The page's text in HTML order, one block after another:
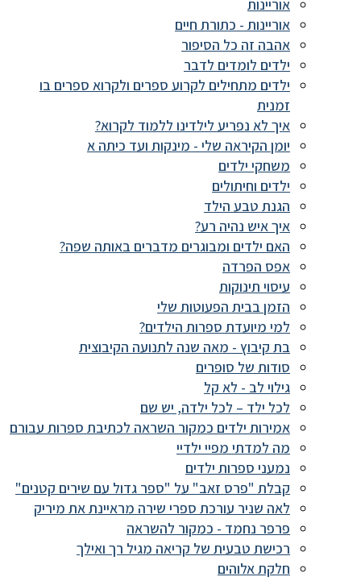
אוריינות
אוריינות - כתורת חיים
אהבה זה כל הסיפור
ילדים לומדים לדבר
ילדים מתחילים לקרוע ספרים ולקרוא ספרים בו
זמנית
איך לא נפריע לילדינו ללמוד לקרוא?
יומן הקיראה שלי - מינקות ועד כיתה א
משחקי ילדים
ילדים וחיתולים
הגנת טבע הילד
איך איש נהיה רע?
האם ילדים ומבוגרים מדברים באותה שפה?
אפס הפרדה
עיסוי תינוקות
הזמן בבית הפעוטות שלי
למי מיועדת ספרות הילדים?
בת קיבוץ - מאה שנה לתנועה הקיבוצית
סודות של סופרים
גילוי לב - לא קל
לכל ילד – לכל ילדה, יש שם
אמירות ילדים כמקור השראה לכתיבת ספרות עבורם
מה למדתי מפיי ילדיי
נמעני ספרות ילדים
קבלת "פרס זאב" על "ספר גדול עם שירים קטנים"
לאה שניר עורכת ספרי שירה מראיינת את מיריק
פרפר נחמד - כמקור להשראה
רכישת טבעית של קריאה מגיל רך ואילך
חלקת אלוהים